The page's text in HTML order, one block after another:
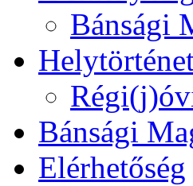
Bánsági
Bánsági
Elérhetőség